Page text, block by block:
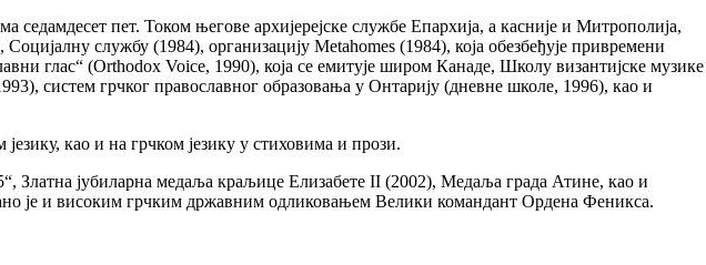
седамдесет пет. Током његове архијерејске службе Епархија, а касније и Митрополија,
службу (1984), организацију Metahomes (1984), која обезбеђује привремени
глас“ (Orthodox Voice, 1990), која се емитује широм Канаде, Школу византијске музике
систем грчког православног образовања у Онтарију (дневне школе, 1996), као и
као и на грчком језику у стиховима и прози.
јубиларна медаља краљице Елизабете II (2002), Медаља града Атине, као и
је и високим грчким државним одликовањем Велики командант Ордена Феникса.